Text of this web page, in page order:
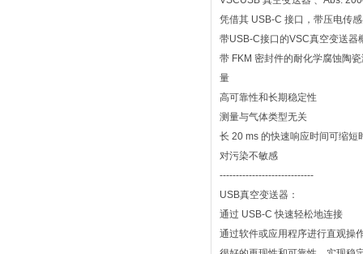
凭借其 USB-C 接口，带压电传
带USB-C接口的VSC真空变送器
带 FKM 密封件的耐化学腐蚀陶
量
高可靠性和长期稳定性
测量与气体类型无关
长 20 ms 的快速响应时间可缩短
对污染不敏感
-----------------------------
USB真空变送器：
通过 USB-C 快速轻松地连接
通过软件或应用程序进行直观操